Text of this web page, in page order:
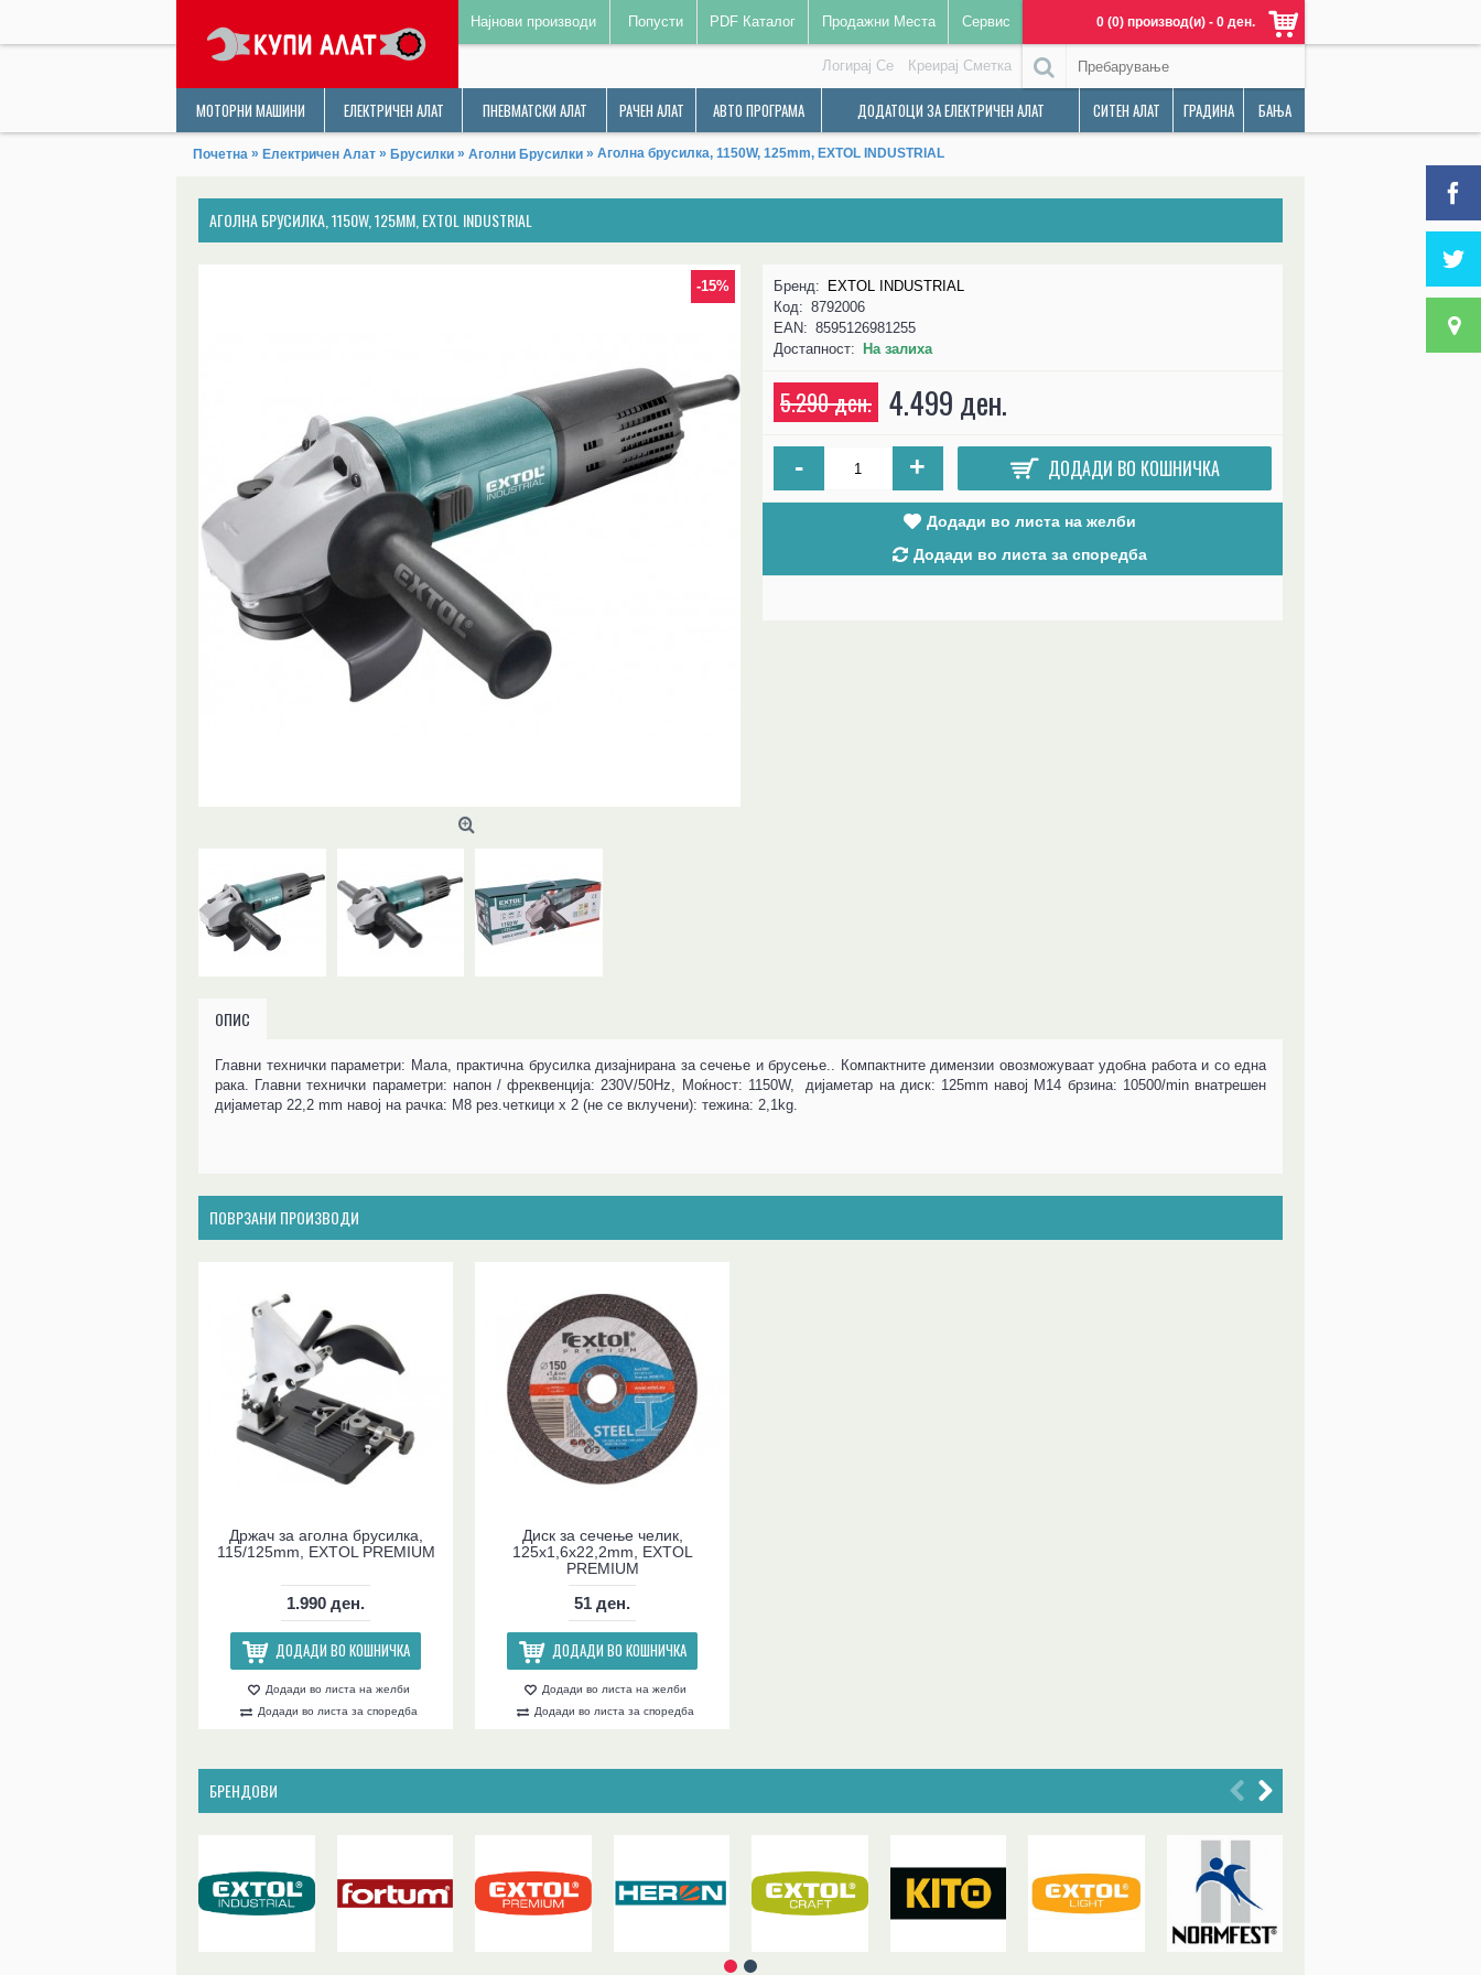
Најнови производи Попусти PDF Каталог Продажни Места Сервис 0 (0) производ(и) - 0 ден.
Логирај Се Креирај Сметка
МОТОРНИ МАШИНИ ЕЛЕКТРИЧЕН АЛАТ ПНЕВМАТСКИ АЛАТ РАЧЕН АЛАТ АВТО ПРОГРАМА ДОДАТОЦИ ЗА ЕЛЕКТРИЧЕН АЛАТ СИТЕН АЛАТ ГРАДИНА БАЊА
Почетна » Електричен Алат » Брусилки » Аголни Брусилки » Аголна брусилка, 1150W, 125mm, EXTOL INDUSTRIAL
АГОЛНА БРУСИЛКА, 1150W, 125MM, EXTOL INDUSTRIAL
-15% Бренд:
EXTOL INDUSTRIAL
Код: 8792006
EAN: 8595126981255
Достапност:
На залиха
5.290 ден. 4.499 ден.
- + ДОДАДИ ВО КОШНИЧКА
Додади во листа на желби
Додади во листа за споредба
ОПИС
Главни технички параметри: Мала, практична брусилка дизајнирана за сечење и брусење.
. Компактните димензии овозможуваат удобна работа и со една
рака. Главни технички параметри: напон / фреквенција: 230V/50Hz, Моќност: 1150W, дијаметар на диск: 125mm навој M14 брзина: 10500/min внатрешен
дијаметар 22,2 mm навој на рачка: M8 рез.четкици x 2 (не се вклучени): тежина: 2,1kg.
ПОВРЗАНИ ПРОИЗВОДИ
Држач за аголна брусилка,
115/125mm, EXTOL PREMIUM
1.990 ден.
ДОДАДИ ВО КОШНИЧКА
Додади во листа на желби
Додади во листа за споредба
Диск за сечење челик,
125x1,6x22,2mm, EXTOL
PREMIUM
51 ден.
ДОДАДИ ВО КОШНИЧКА
Додади во листа на желби
Додади во листа за споредба
БРЕНДОВИ